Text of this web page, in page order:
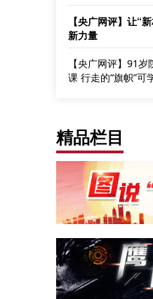
【央广网评】让“
新力量
【央广网评】91
课 行走的“旗帜”可
精品栏目